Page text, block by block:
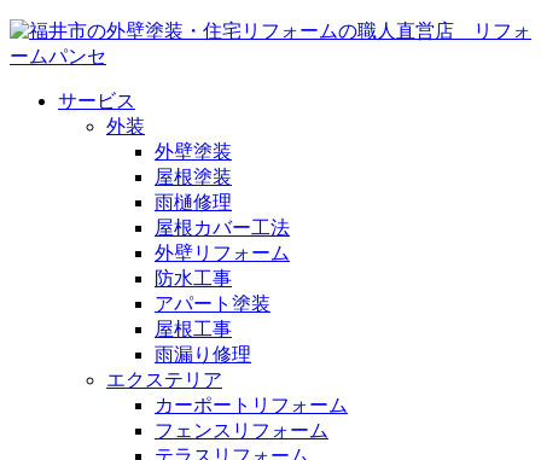
サービス
外装
外壁塗装
屋根塗装
雨樋修理
屋根カバー工法
外壁リフォーム
防水工事
アパート塗装
屋根工事
雨漏り修理
エクステリア
カーポートリフォーム
フェンスリフォーム
テラスリフォーム